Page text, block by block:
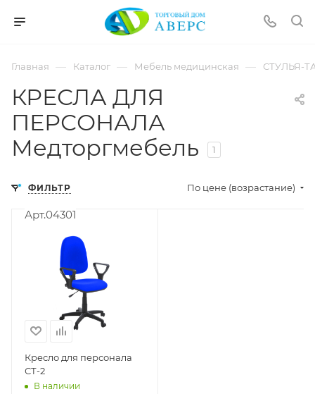
Главная — Каталог — Мебель медицинская — СТУЛЬЯ-
КРЕСЛА ДЛЯ
ПЕРСОНАЛА
Медторгмебель
1
ФИЛЬТР По цене (возрастание)
Арт.04301
Кресло для персонала
СТ-2
В наличии
pornspider.info
xnxx